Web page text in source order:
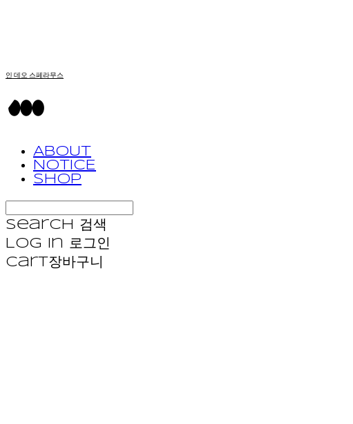
인 데오 스페라무스
ABOUT
NOTICE
SHOP
Search
검색
Log In 로그인
Cart장바구니